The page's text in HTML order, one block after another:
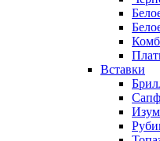
Вставки